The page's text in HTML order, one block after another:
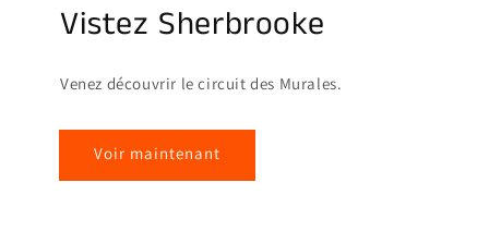
Vistez Sherbrooke
Venez découvrir le circuit des Murales.
Voir maintenant